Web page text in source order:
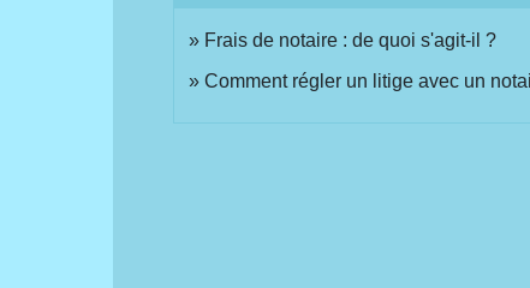
Frais de notaire : de quoi s'agit-il ?
Comment régler un litige avec un